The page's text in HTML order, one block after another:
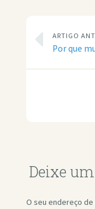
ARTIGO
Por que
Deixe
O seu endereço